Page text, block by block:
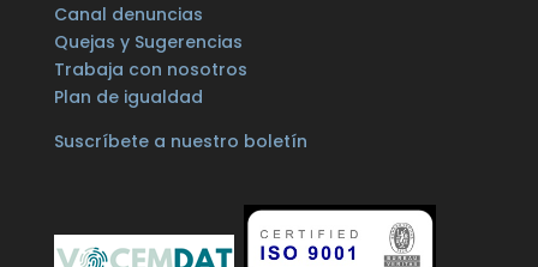
Canal denuncias
Quejas y Sugerencias
Trabaja con nosotros
Plan de igualdad
Suscríbete a nuestro boletín